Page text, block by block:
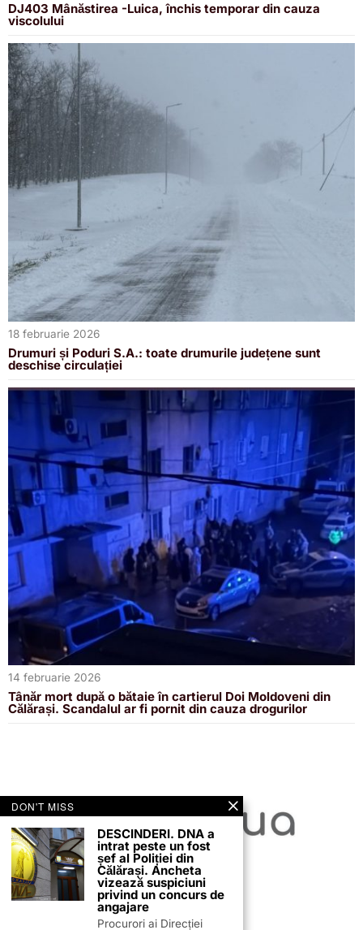
DJ403 Mânăstirea -Luica, închis temporar din cauza
viscolului
18 februarie 2026
Drumuri și Poduri S.A.: toate drumurile județene sunt
deschise circulației
14 februarie 2026
Tânăr mort după o bătaie în cartierul Doi Moldoveni din
Călărași. Scandalul ar fi pornit din cauza drogurilor
DON'T MISS
DESCINDERI. DNA a
intrat peste un fost
șef al Poliției din
Călărași. Ancheta
vizează suspiciuni
privind un concurs de
angajare
Procurori ai Direcției